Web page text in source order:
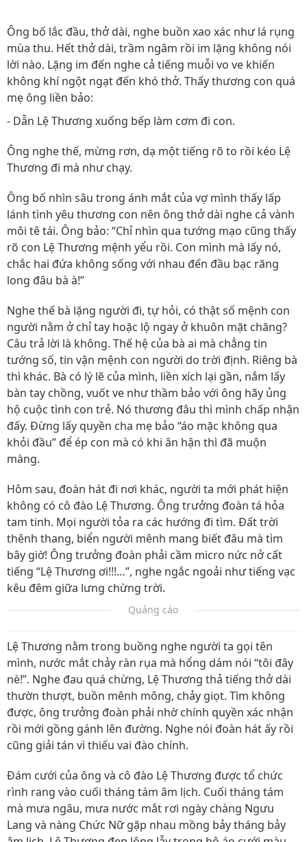
Ông bố lắc đầu, thở dài, nghe buồn xao xác như lá rụng
mùa thu. Hết thở dài, trầm ngâm rồi im lặng không nói
lời nào. Lặng im đến nghe cả tiếng muỗi vo ve khiến
không khí ngột ngạt đến khó thở. Thấy thương con quá
mẹ ông liền bảo:
- Dẫn Lệ Thương xuống bếp làm cơm đi con.
Ông nghe thế, mừng rơn, dạ một tiếng rõ to rồi kéo Lệ
Thương đi mà như chạy.
Ông bố nhìn sâu trong ánh mắt của vợ mình thấy lấp
lánh tình yêu thương con nên ông thở dài nghe cả vành
môi tê tái. Ông bảo: “Chỉ nhìn qua tướng mạo cũng thấy
rõ con Lệ Thương mệnh yểu rồi. Con mình mà lấy nó,
chắc hai đứa không sống với nhau đến đầu bạc răng
long đâu bà à!”
Nghe thế bà lặng người đi, tự hỏi, có thật số mệnh con
người nằm ở chỉ tay hoặc lộ ngay ở khuôn mặt chăng?
Câu trả lời là không. Thế hệ của bà ai mà chẳng tin
tướng số, tin vận mệnh con người do trời định. Riêng bà
thì khác. Bà có lý lẽ của mình, liền xích lại gần, nắm lấy
bàn tay chồng, vuốt ve như thầm bảo với ông hãy ủng
hộ cuộc tình con trẻ. Nó thương đâu thì mình chấp nhận
đấy. Đừng lấy quyền cha mẹ bảo “áo mặc không qua
khỏi đầu” để ép con mà có khi ân hận thì đã muộn
màng.
Hôm sau, đoàn hát đi nơi khác, người ta mới phát hiện
không có cô đào Lệ Thương. Ông trưởng đoàn tá hỏa
tam tinh. Mọi người tỏa ra các hướng đi tìm. Đất trời
thênh thang, biển người mênh mang biết đâu mà tìm
bây giờ! Ông trưởng đoàn phải cầm micro nức nở cất
tiếng “Lệ Thương ơi!!!…”, nghe ngắc ngoải như tiếng vạc
kêu đêm giữa lưng chừng trời.
Quảng cáo
Lệ Thương nằm trong buồng nghe người ta gọi tên
mình, nước mắt chảy ràn rụa mà hổng dám nói “tôi đây
nè!”. Nghe đau quá chừng, Lệ Thương thả tiếng thở dài
thườn thượt, buồn mênh mông, chảy giọt. Tìm không
được, ông trưởng đoàn phải nhờ chính quyền xác nhận
rồi mới gồng gánh lên đường. Nghe nói đoàn hát ấy rồi
cũng giải tán vì thiếu vai đào chính.
Đám cưới của ông và cô đào Lệ Thương được tổ chức
rình rang vào cuối tháng tám âm lịch. Cuối tháng tám
mà mưa ngâu, mưa nước mắt rơi ngày chàng Ngưu
Lang và nàng Chức Nữ gặp nhau mồng bảy tháng bảy